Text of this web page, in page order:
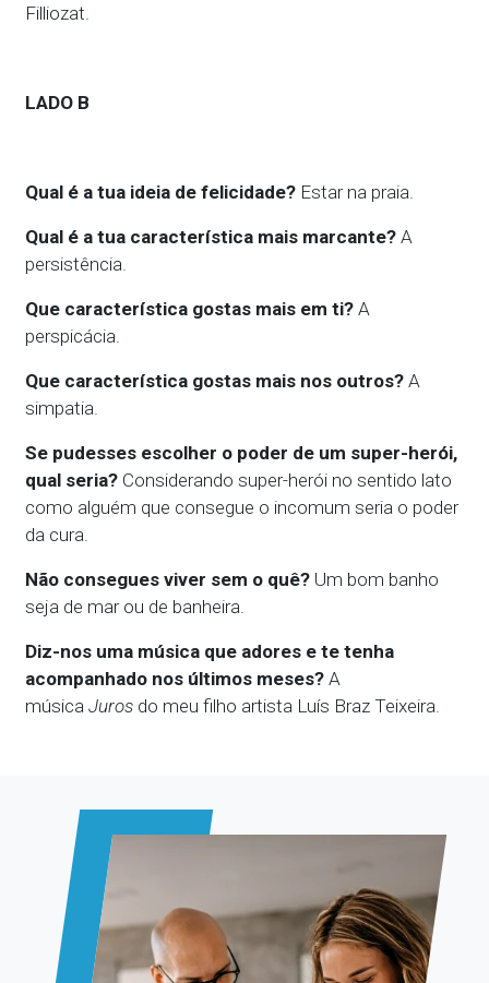
Filliozat.
LADO B
Qual é a tua ideia de felicidade? Estar na praia.
Qual é a tua característica mais marcante? A
persistência.
Que característica gostas mais em ti? A
perspicácia.
Que característica gostas mais nos outros? A
simpatia.
Se pudesses escolher o poder de um super-herói,
qual seria? Considerando super-herói no sentido lato
como alguém que consegue o incomum seria o poder
da cura.
Não consegues viver sem o quê? Um bom banho
seja de mar ou de banheira.
Diz-nos uma música que adores e te tenha
acompanhado nos últimos meses? A
músicaJuros do meu filho artista Luís Braz Teixeira.